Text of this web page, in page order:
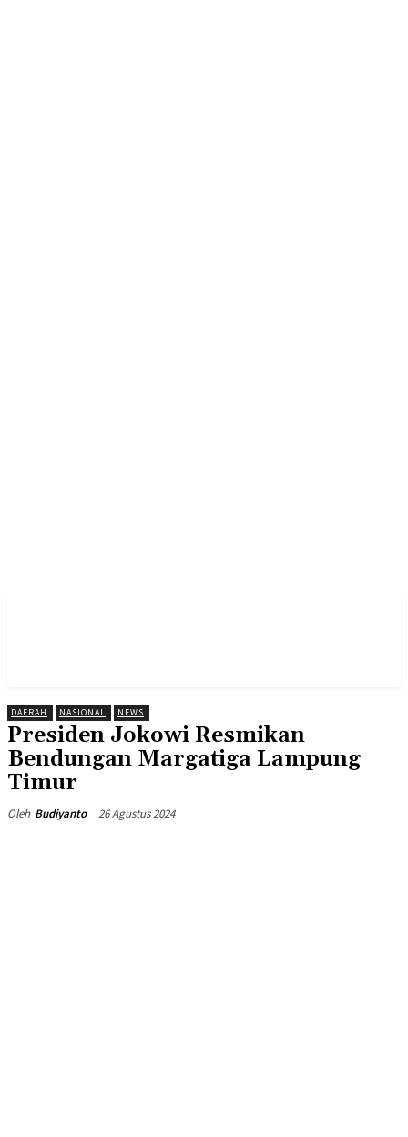
DAERAH NASIONAL NEWS
Presiden Jokowi Resmikan
Bendungan Margatiga Lampung
Timur
Oleh Budiyanto 26 Agustus 2024